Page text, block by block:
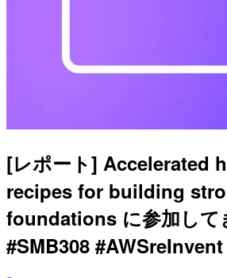
[レポート] Accelerated
recipes for building
foundations に参加して
#SMB308 #AWSreInvent